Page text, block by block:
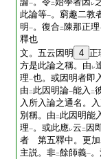
一 二 レ
此論等一。窮趣二教
明 一。復合二 陳那正理
釋也
文。五云因明
4 正
方是此論之稱。由 レ
理一也。或因明者即
由 二 此因明論一能入 二
入所入論之通名。
別稱。由 二 此因明能
理一。或此應レ云 二 因
者 第五釋中。更加
主説。非二餘師義一